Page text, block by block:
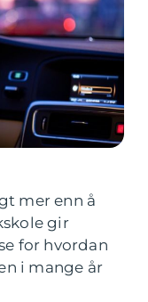
mer enn å
gir
for hvordan
i mange år